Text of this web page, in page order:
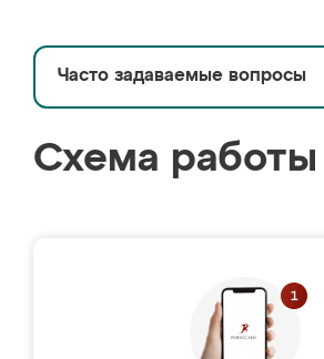
Часто задаваемые вопросы
Схема работы